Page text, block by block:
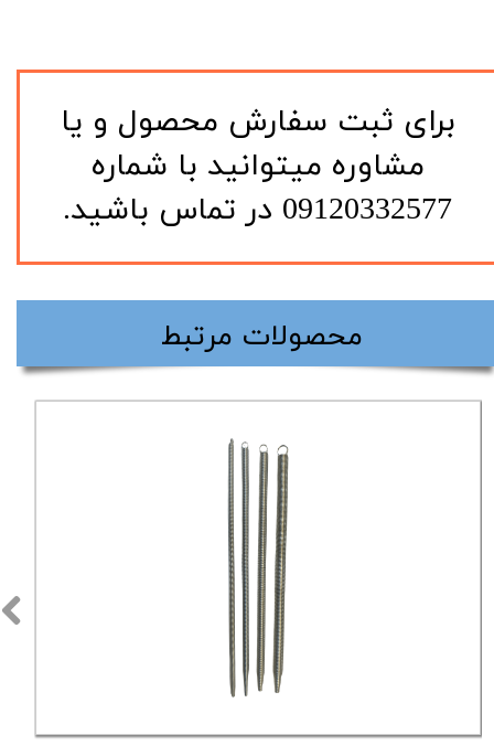
​برای ثبت سفارش محصول و یا
مشاوره میتوانید با شماره
09120332577 در تماس باشید.
​محصولات مرتبط